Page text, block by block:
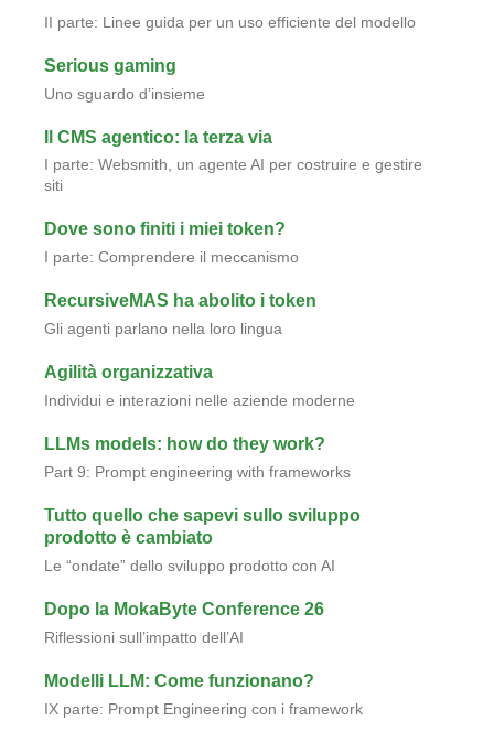
II parte: Linee guida per un uso efficiente del modello
Serious gaming
Uno sguardo d’insieme
Il CMS agentico: la terza via
I parte: Websmith, un agente AI per costruire e gestire
siti
Dove sono finiti i miei token?
I parte: Comprendere il meccanismo
RecursiveMAS ha abolito i token
Gli agenti parlano nella loro lingua
Agilità organizzativa
Individui e interazioni nelle aziende moderne
LLMs models: how do they work?
Part 9: Prompt engineering with frameworks
Tutto quello che sapevi sullo sviluppo
prodotto è cambiato
Le “ondate” dello sviluppo prodotto con AI
Dopo la MokaByte Conference 26
Riflessioni sull’impatto dell’AI
Modelli LLM: Come funzionano?
IX parte: Prompt Engineering con i framework